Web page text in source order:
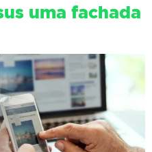
uma fachada